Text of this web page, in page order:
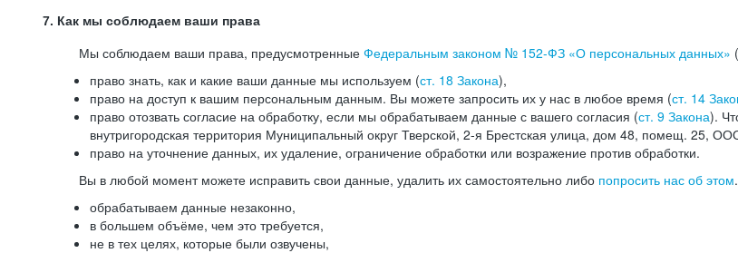
7. Как мы соблюдаем ваши права
Мы соблюдаем ваши права, предусмотренные Федеральным законом № 152-ФЗ «О персональных данных»
право знать, как и какие ваши данные мы используем (ст. 18 Закона),
право на доступ к вашим персональным данным. Вы можете запросить их у нас в любое время (ст. 14
право отозвать согласие на обработку, если мы обрабатываем данные с вашего согласия (ст. 9 Закона).
внутригородская территория Муниципальный округ Тверской, 2-я Брестская улица, дом 48, помещ. 25,
право на уточнение данных, их удаление, ограничение обработки или возражение против обработки.
Вы в любой момент можете исправить свои данные, удалить их самостоятельно либо попросить нас об этом
обрабатываем данные незаконно,
в большем объёме, чем это требуется,
не в тех целях, которые были озвучены,